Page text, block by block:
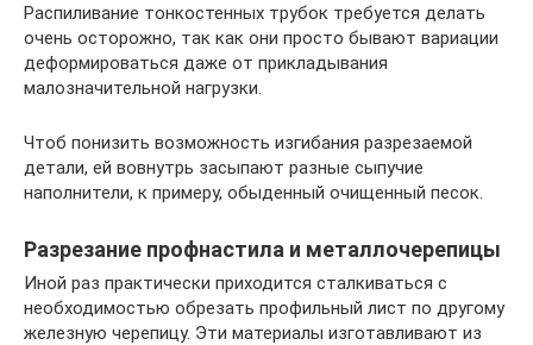
Распиливание тонкостенных трубок требуется делать
очень осторожно, так как они просто бывают вариации
деформироваться даже от прикладывания
малозначительной нагрузки.
Чтоб понизить возможность изгибания разрезаемой
детали, ей вовнутрь засыпают разные сыпучие
наполнители, к примеру, обыденный очищенный песок.
Разрезание профнастила и металлочерепицы
Иной раз практически приходится сталкиваться с
необходимостью обрезать профильный лист по другому
железную черепицу. Эти материалы изготавливают из